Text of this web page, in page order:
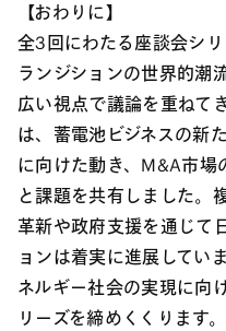
【おわりに】
全3回にわたる座談会シ
ランジションの世界的潮
広い視点で議論を重ねて
は、蓄電池ビジネスの新
に向けた動き、M&A市場
と課題を共有しました。
革新や政府支援を通じて
ョンは着実に進展してい
ネルギー社会の実現に向
リーズを締めくくります。